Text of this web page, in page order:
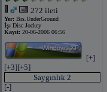
272 ileti
Yer: Brs.UnderGround
İş: Disc Jockey
Kayıt: 20-06-2006 06:56
[+]
[+3][+5]
Saygınlık 2
[-]